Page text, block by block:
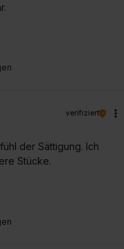
verifiziert
der Sättigung. Ich
Stücke.